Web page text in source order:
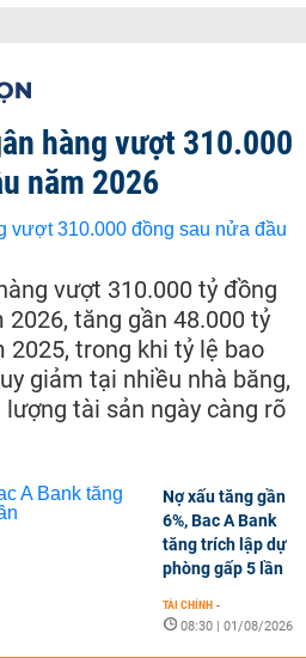
hàng vượt 310.000
năm 2026
vượt 310.000 tỷ đồng
tăng gần 48.000 tỷ
2025, trong khi tỷ lệ bao
giảm tại nhiều nhà băng,
tài sản ngày càng rõ
Nợ xấu tăng gần
6%, Bac A Bank
tăng trích lập dự
phòng gấp 5 lần
TÀI CHÍNH -
08:30 | 01/08/2026